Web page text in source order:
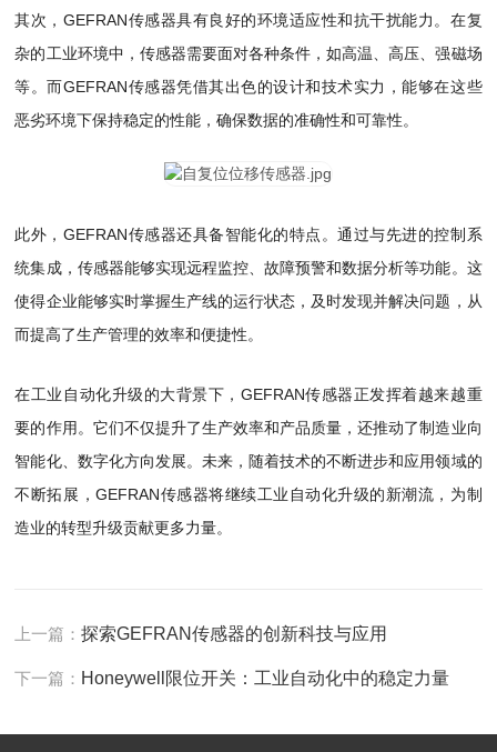
其次，GEFRAN传感器具有良好的环境适应性和抗干扰能力。在复
杂的工业环境中，传感器需要面对各种条件，如高温、高压、强磁场
等。而GEFRAN传感器凭借其出色的设计和技术实力，能够在这些
恶劣环境下保持稳定的性能，确保数据的准确性和可靠性。
此外，GEFRAN传感器还具备智能化的特点。通过与先进的控制系
统集成，传感器能够实现远程监控、故障预警和数据分析等功能。这
使得企业能够实时掌握生产线的运行状态，及时发现并解决问题，从
而提高了生产管理的效率和便捷性。
在工业自动化升级的大背景下，GEFRAN传感器正发挥着越来越重
要的作用。它们不仅提升了生产效率和产品质量，还推动了制造业向
智能化、数字化方向发展。未来，随着技术的不断进步和应用领域的
不断拓展，GEFRAN传感器将继续工业自动化升级的新潮流，为制
造业的转型升级贡献更多力量。
上一篇：探索GEFRAN传感器的创新科技与应用
下一篇： Honeywell限位开关：工业自动化中的稳定力量